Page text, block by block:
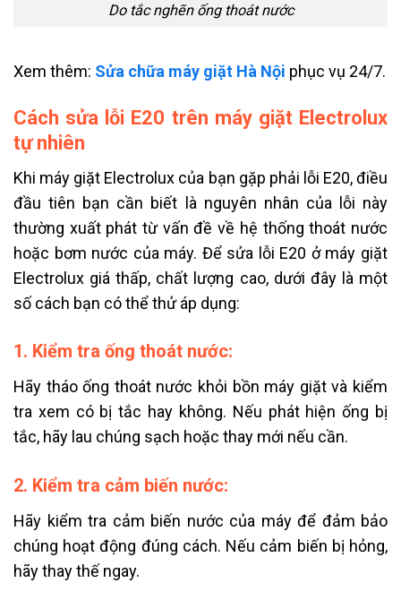
Do tắc nghẽn ống thoát nước
Xem thêm: Sửa chữa máy giặt Hà Nội phục vụ 24/7.
Cách sửa lỗi E20 trên máy giặt Electrolux
tự nhiên
Khi máy giặt Electrolux của bạn gặp phải lỗi E20, điều
đầu tiên bạn cần biết là nguyên nhân của lỗi này
thường xuất phát từ vấn đề về hệ thống thoát nước
hoặc bơm nước của máy. Để sửa lỗi E20 ở máy giặt
Electrolux giá thấp, chất lượng cao, dưới đây là một
số cách bạn có thể thử áp dụng:
1. Kiểm tra ống thoát nước:
Hãy tháo ống thoát nước khỏi bồn máy giặt và kiểm
tra xem có bị tắc hay không. Nếu phát hiện ống bị
tắc, hãy lau chúng sạch hoặc thay mới nếu cần.
2. Kiểm tra cảm biến nước:
Hãy kiểm tra cảm biến nước của máy để đảm bảo
chúng hoạt động đúng cách. Nếu cảm biến bị hỏng,
hãy thay thế ngay.